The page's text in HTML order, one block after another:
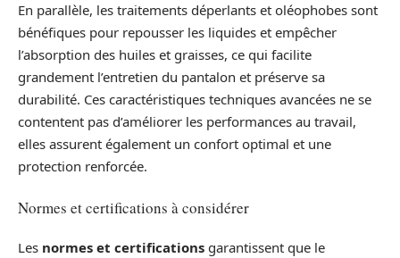
En parallèle, les traitements déperlants et oléophobes sont
bénéfiques pour repousser les liquides et empêcher
l’absorption des huiles et graisses, ce qui facilite
grandement l’entretien du pantalon et préserve sa
durabilité. Ces caractéristiques techniques avancées ne se
contentent pas d’améliorer les performances au travail,
elles assurent également un confort optimal et une
protection renforcée.
Normes et certifications à considérer
Les normes et certifications garantissent que le